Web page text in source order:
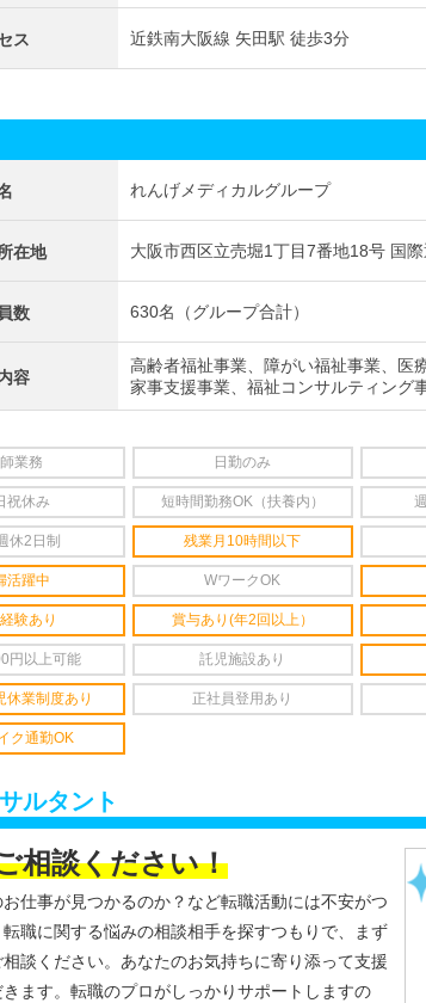
ス 近鉄南大阪線 矢田駅 徒歩3分
れんげメディカルグループ
在地 大阪市西区立売堀1丁目7番地18号 国
数 630名（グループ合計）
容
高齢者福祉事業、障がい福祉事業、医
家事支援事業、福祉コンサルティング
業務 日勤のみ
祝休み 短時間勤務OK（扶養内）
休2日制 残業月10時間以下
活躍中 WワークOK
験あり 賞与あり(年2回以上）
円以上可能 託児施設あり
休業制度あり 正社員登用あり
ク通勤OK
ルタント
相談ください！
仕事が見つかるのか？など転職活動には不安がつ
転職に関する悩みの相談相手を探すつもりで、まず
談ください。あなたのお気持ちに寄り添って支援
ます。転職のプロがしっかりサポートしますの